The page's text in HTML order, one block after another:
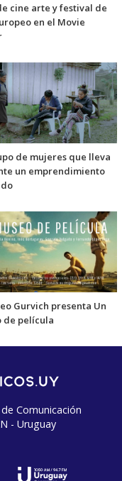
cine arte y festival de
en el Movie
de mujeres que lleva
un emprendimiento
Gurvich presenta Un
de película
Comunicación
- Uruguay